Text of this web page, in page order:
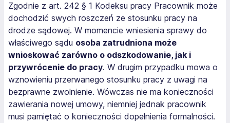
Zgodnie z art. 242 § 1 Kodeksu pracy Pracownik może
dochodzić swych roszczeń ze stosunku pracy na
drodze sądowej. W momencie wniesienia sprawy do
właściwego sądu osoba zatrudniona może
wnioskować zarówno o odszkodowanie, jak i
przywrócenie do pracy. W drugim przypadku mowa o
wznowieniu przerwanego stosunku pracy z uwagi na
bezprawne zwolnienie. Wówczas nie ma konieczności
zawierania nowej umowy, niemniej jednak pracownik
musi pamiętać o konieczności dopełnienia formalności.